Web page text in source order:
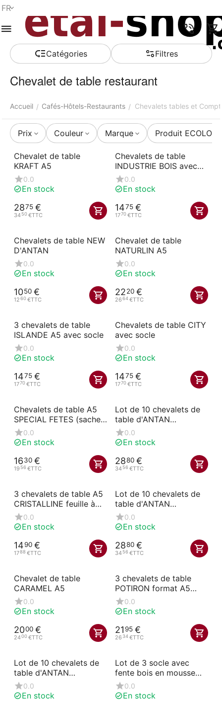
FR
Сatégories Filtres
Chevalet de table restaurant
Accueil / Cafés-Hôtels-Restaurants / Chevalets tables et
Prix Couleur Marque Produit
Chevalet de table
KRAFT A5
0.0
En stock
2875 €
3450€TTC
Chevalets de table
INDUSTRIE BOIS avec
socle
0.0
En stock
1475 €
1770€TTC
Chevalets de table NEW
D'ANTAN
0.0
En stock
1050 €
1260€TTC
Chevalet de table
NATURLIN A5
0.0
En stock
2220 €
2664€TTC
3 chevalets de table
ISLANDE A5 avec socle
0.0
En stock
1475 €
1770€TTC
Chevalets de table CITY
avec socle
0.0
En stock
1475 €
1770€TTC
Chevalets de table A5
SPECIAL FETES (sachet
de 3)
0.0
En stock
1630 €
19 56 €TTC
Lot de 10 chevalets de
table d'ANTAN
numérotés 21-30
0.0
En stock
2880 €
3456 €TTC
3 chevalets de table A5
CRISTALLINE feuille à
insérer
0.0
En stock
1490 €
1788 €TTC
Lot de 10 chevalets de
table d'ANTAN
numérotés 1-10
0.0
En stock
2880 €
3456 €TTC
Chevalet de table
CARAMEL A5
0.0
En stock
2000 €
2400€TTC
3 chevalets de table
POTIRON format A5
forme L
0.0
En stock
21 95 €
26 34€TTC
Lot de 10 chevalets de
table d'ANTAN
numérotés 11-20
0.0
En stock
Lot de 3 socle avec
fente bois en mousse
17x10 cm VISCOM
0.0
En stock
Menu Recherche
rapide
Panier Liste de
souhaits
Comparer Compte